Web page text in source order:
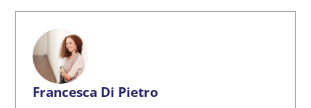
Francesca Di Pietro